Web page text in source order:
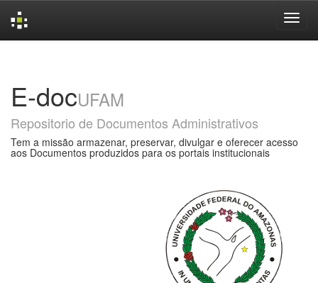
E-docUFAM
Repositorio de Documentos Administrativos
Tem a missão armazenar, preservar, divulgar e oferecer acesso
aos Documentos produzidos para os portais institucionais